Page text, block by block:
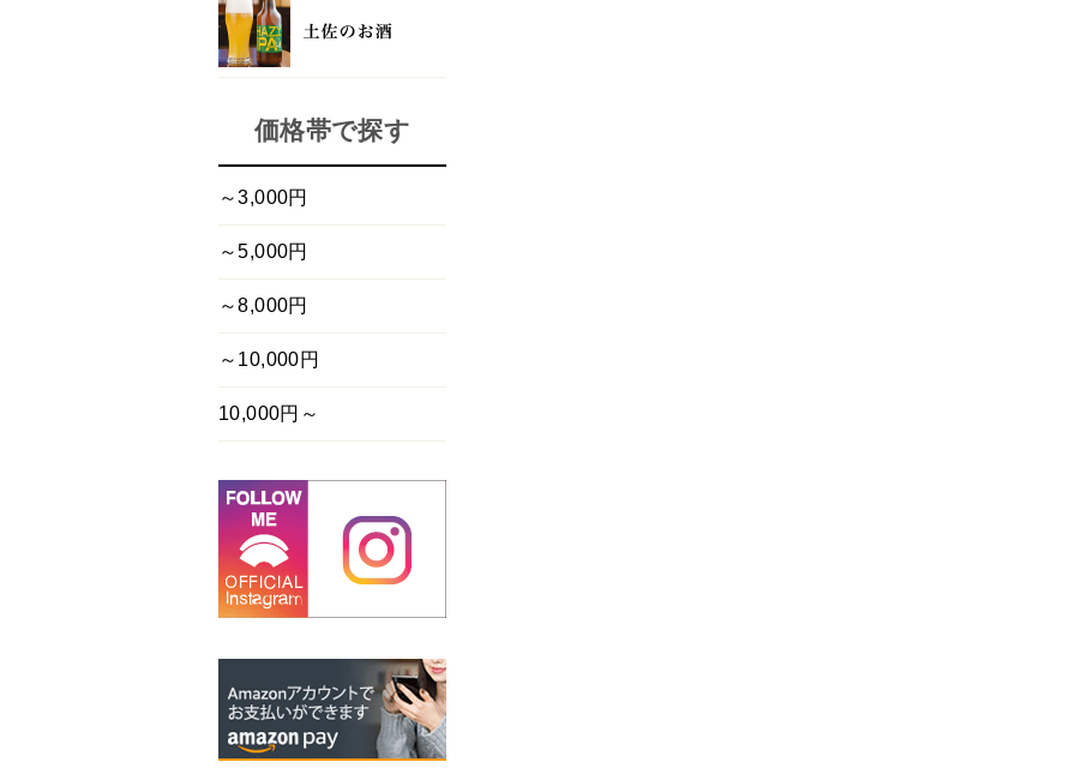
価格帯で探す
～3,000円
～5,000円
～8,000円
～10,000円
10,000円～